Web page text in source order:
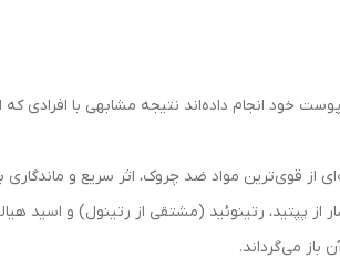
پوست خود انجام داده‌اند نتیجه مشابهی با افرادی
قوی‌ترین مواد ضد چروک، اثر سریع و ماندگاری
رتینوئید (مشتقی از رتینول) و اسید
می‌گرداند.